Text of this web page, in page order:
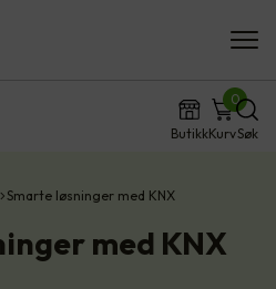
ButikkKurv
0
Søk
Smarte løsninger med KNX
med KNX